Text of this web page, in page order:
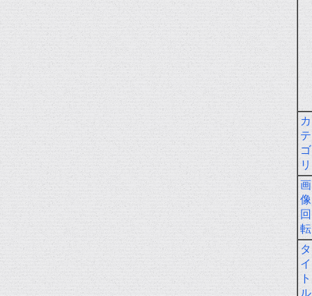
カ
テ
ゴ
リ
画
像
回
転
タ
イ
ト
ル